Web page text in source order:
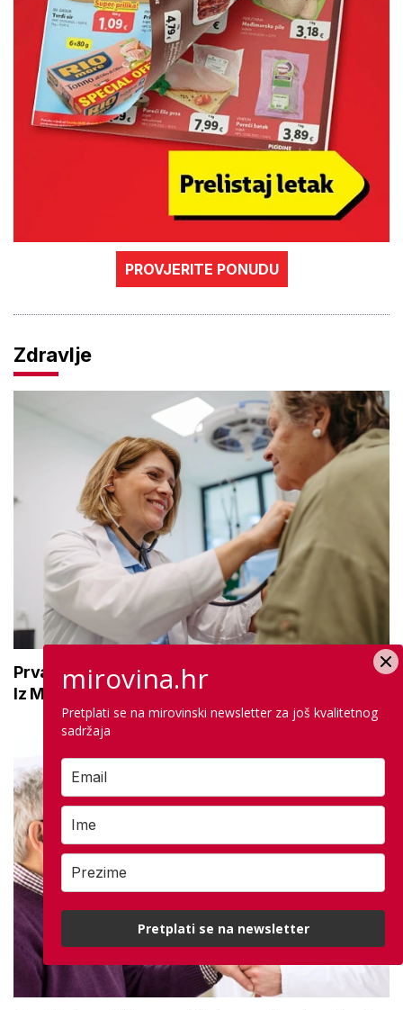
PROVJERITE PONUDU
Zdravlje
Prva gerijatrijska ambulanta još uvijek ne radi:
Iz Ministarstva zdravstva objasnili zašto
mirovina.hr
Pretplati se na mirovinski newsletter za još kvalitetnog
sadržaja
Pretplati se na newsletter